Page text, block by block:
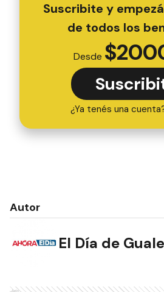
Suscribite y
de todos los
Desde $
¿Ya tenés una
Autor
El Día de
Ads